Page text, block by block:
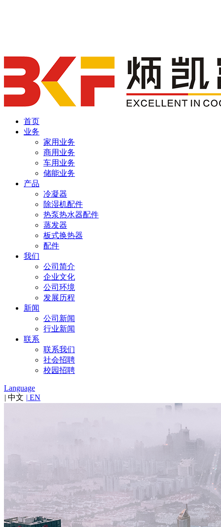
首页
业务
家用业务
商用业务
车用业务
储能业务
产品
冷凝器
除湿机配件
热泵热水器配件
蒸发器
板式换热器
配件
我们
公司简介
企业文化
公司环境
发展历程
新闻
公司新闻
行业新闻
联系
联系我们
社会招聘
校园招聘
Language
| 中文 | EN